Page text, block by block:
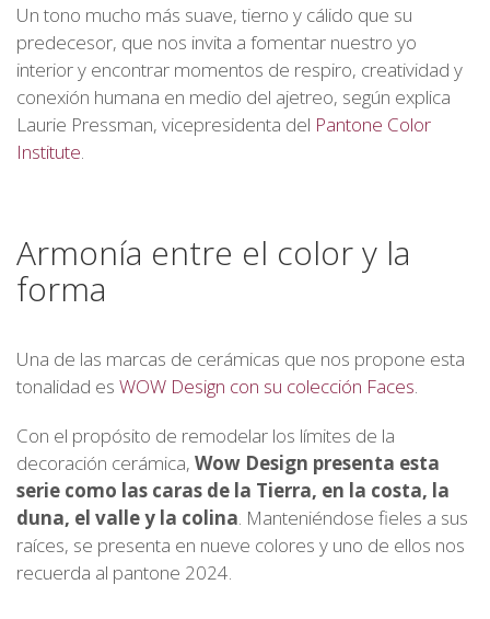
Un tono mucho más suave, tierno y cálido que su
predecesor, que nos invita a fomentar nuestro yo
interior y encontrar momentos de respiro, creatividad y
conexión humana en medio del ajetreo, según explica
Laurie Pressman, vicepresidenta del Pantone Color
Institute.
Armonía entre el color y la
forma
Una de las marcas de cerámicas que nos propone esta
tonalidad es WOW Design con su colección Faces.
Con el propósito de remodelar los límites de la
decoración cerámica, Wow Design presenta esta
serie como las caras de la Tierra, en la costa, la
duna, el valle y la colina. Manteniéndose fieles a sus
raíces, se presenta en nueve colores y uno de ellos nos
recuerda al pantone 2024.